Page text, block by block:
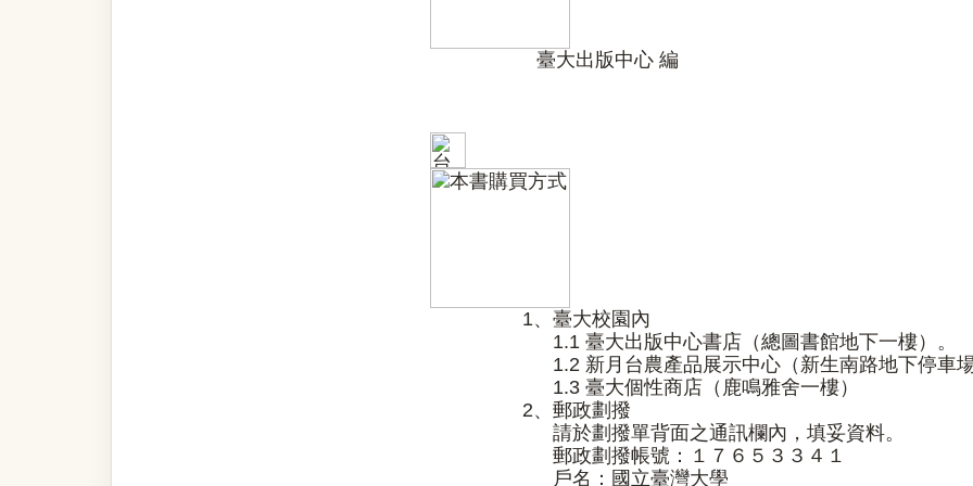
臺大出版中心 編
1、 臺大校園內
1.1 臺大出版中心書店（總圖書館地下一樓）。
1.2 新月台農產品展示中心（新生南路地下停車
1.3 臺大個性商店（鹿鳴雅舍一樓）
2、 郵政劃撥
請於劃撥單背面之通訊欄內，填妥資料。
郵政劃撥帳號：１７６５３３４１
戶名：國立臺灣大學